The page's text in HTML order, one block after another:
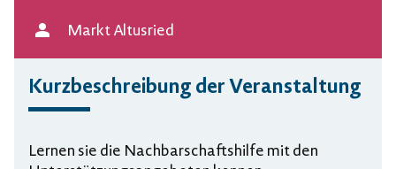
Markt Altusried
Kurzbeschreibung der Veranstaltung
Lernen sie die Nachbarschaftshilfe mit den